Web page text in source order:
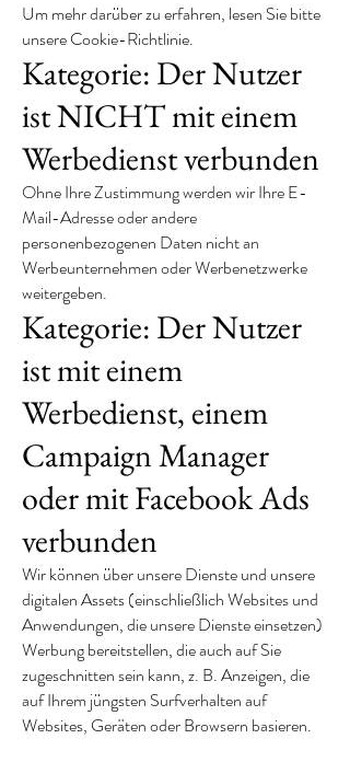
Um mehr darüber zu erfahren, lesen Sie bitte
unsere Cookie-Richtlinie.
Kategorie: Der Nutzer
ist NICHT mit einem
Werbedienst verbunden
Ohne Ihre Zustimmung werden wir Ihre E-
Mail-Adresse oder andere
personenbezogenen Daten nicht an
Werbeunternehmen oder Werbenetzwerke
weitergeben.
Kategorie: Der Nutzer
ist mit einem
Werbedienst, einem
Campaign Manager
oder mit Facebook Ads
verbunden
Wir können über unsere Dienste und unsere
digitalen Assets (einschließlich Websites und
Anwendungen, die unsere Dienste einsetzen)
Werbung bereitstellen, die auch auf Sie
zugeschnitten sein kann, z. B. Anzeigen, die
auf Ihrem jüngsten Surfverhalten auf
Websites, Geräten oder Browsern basieren.